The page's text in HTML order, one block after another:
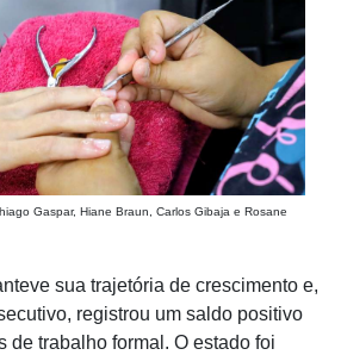
Gaspar, Hiane Braun, Carlos Gibaja e Rosane
sua trajetória de crescimento e,
registrou um saldo positivo
de trabalho formal. O estado foi